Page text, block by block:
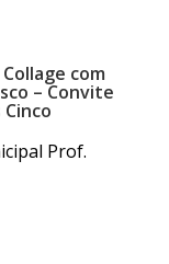
com
– Convite
Cinco
Prof.